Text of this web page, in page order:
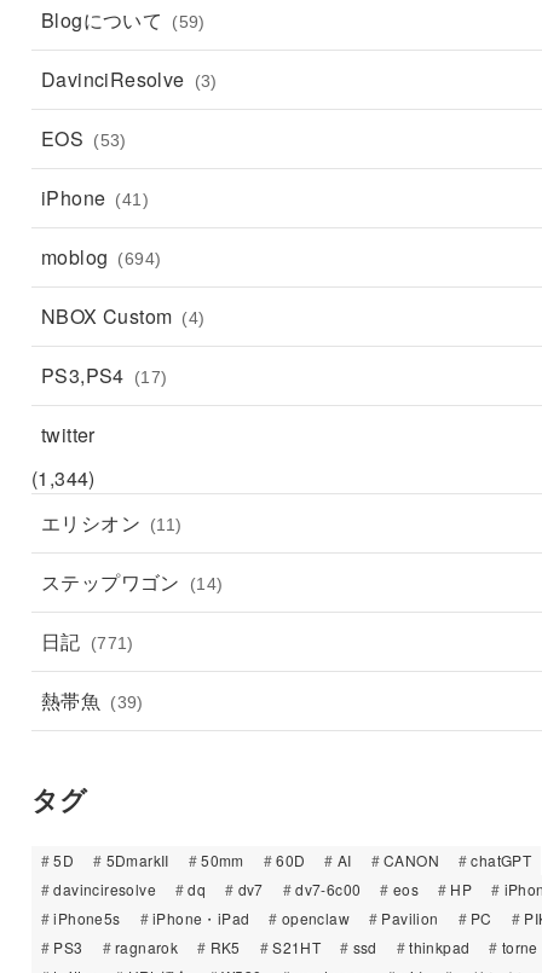
Blogについて (59)
DavinciResolve (3)
EOS (53)
iPhone (41)
moblog (694)
NBOX Custom (4)
PS3,PS4 (17)
twitter
(1,344)
エリシオン
(11)
ステップワゴン (14)
日記 (771)
熱帯魚 (39)
タグ
5D 5DmarkII 50mm 60D AI CANON
chatGPT
davinciresolve
dq dv7 dv7-6c00 eos HP
iPhone5s
iPhone・iPad openclaw Pavilion PC
PS3
ragnarok RK5 S21HT ssd thinkpad
torne